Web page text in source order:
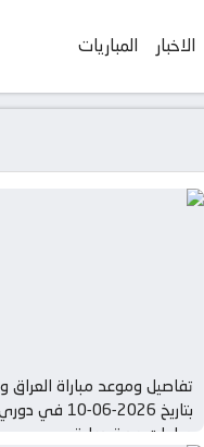
الاخبار المباريات
تفاصيل وموعد مباراة العراق و
بتاريخ 2026-06-
مباريات ودية دولية